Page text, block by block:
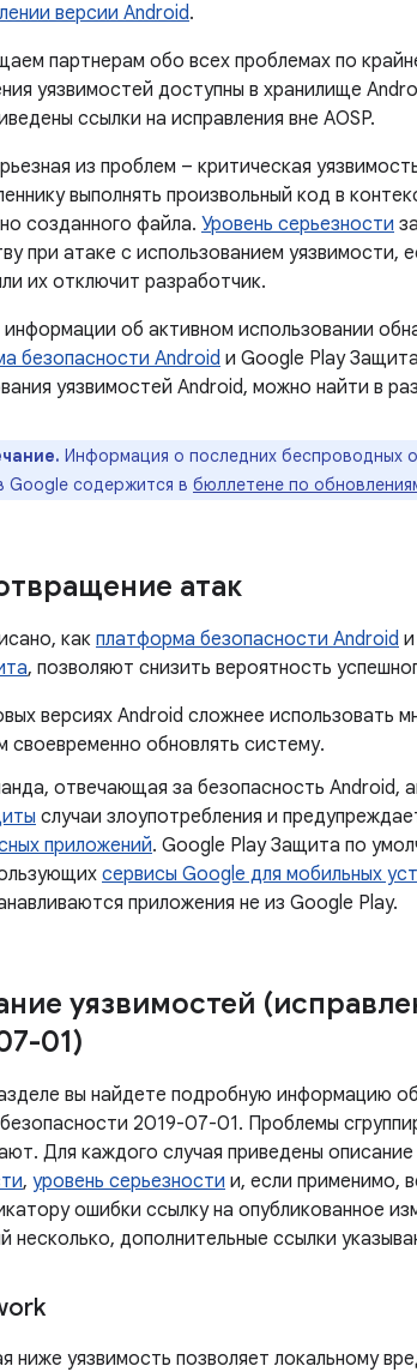
версии Android.
партнерам обо всех проблемах по
уязвимостей доступны в хранилище
ссылки на исправления вне AOSP.
из проблем – критическая
выполнять произвольный код в
созданного файла. Уровень серьезности
при атаке с использованием уязвимости,
их отключит разработчик.
информации об активном использовании
безопасности Android и Google Play
уязвимостей Android, можно найти в
Информация о последних беспроводных
Google содержится в бюллетене по
атак
как платформа безопасности Android
, позволяют снизить вероятность
версиях Android сложнее использовать
своевременно обновлять систему.
отвечающая за безопасность Android,
случаи злоупотребления и
приложений. Google Play Защита по
сервисы Google для мобильных
приложения не из Google Play.
уязвимостей
01)
вы найдете подробную информацию
2019-07-01. Проблемы
Для каждого случая приведены
, уровень серьезности и, если применимо,
ошибки ссылку на опубликованное
несколько, дополнительные ссылки
ниже уязвимость позволяет локальному